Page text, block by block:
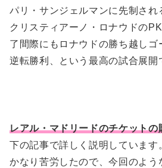
パリ・サンジェルマンに先制され
クリスティアーノ・ロナウドの
了間際にもロナウドの勝ち越しゴ
逆転勝利、という最高の試合展開
レアル・マドリードのチケットの
下の記事で詳しく説明しています
かなり苦労したので、今回のよう